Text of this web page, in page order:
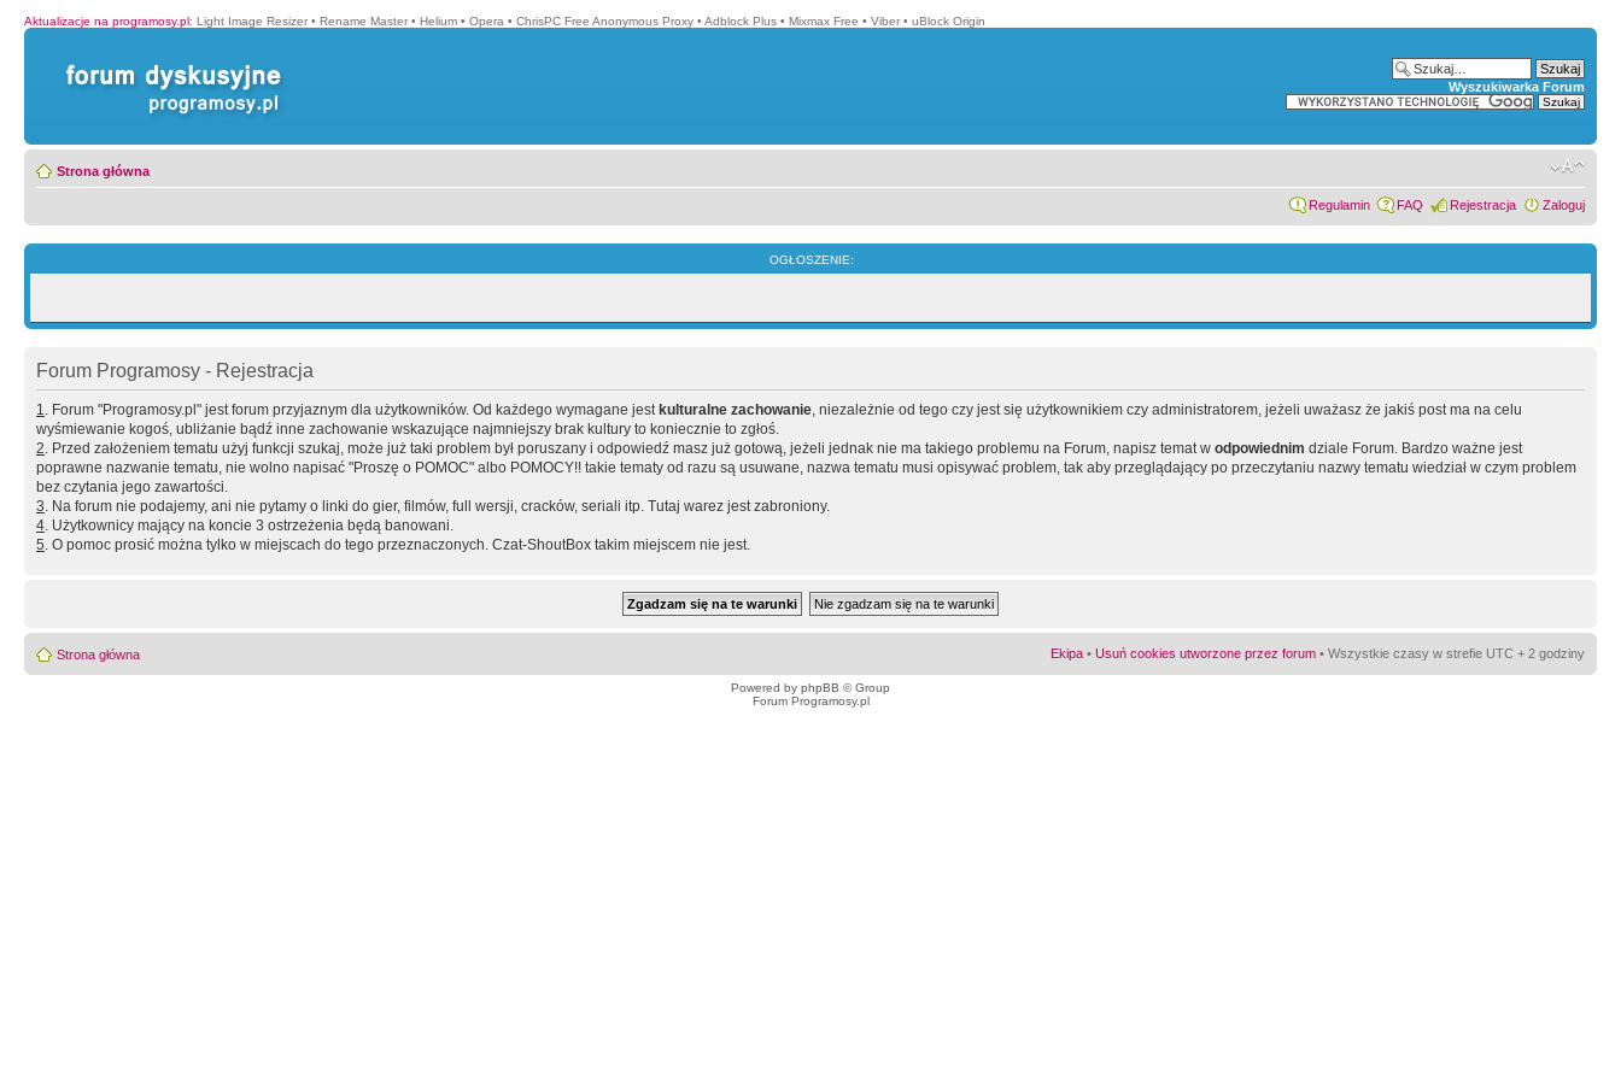
Aktualizacje na programosy.pl: Light Image Resizer • Rename Master • Helium • Opera • ChrisPC Free Anonymous Proxy • Adblock Plus • Mixmax Free • Viber • uBlock Origin
Wyszukiwarka Forum
Strona główna
Regulamin FAQ Rejestracja Zaloguj
OGŁOSZENIE:
Forum Programosy - Rejestracja
1. Forum "Programosy.pl" jest forum przyjaznym dla użytkowników. Od każdego wymagane jest kulturalne zachowanie, niezależnie od tego czy jest się użytkownikiem czy administratorem, jeżeli uważasz że jakiś post ma na celu
wyśmiewanie kogoś, ubliżanie bądź inne zachowanie wskazujące najmniejszy brak kultury to koniecznie to zgłoś.
2. Przed założeniem tematu użyj funkcji szukaj, może już taki problem był poruszany i odpowiedź masz już gotową, jeżeli jednak nie ma takiego problemu na Forum, napisz temat w odpowiednim dziale Forum. Bardzo ważne jest
poprawne nazwanie tematu, nie wolno napisać "Proszę o POMOC" albo POMOCY!! takie tematy od razu są usuwane, nazwa tematu musi opisywać problem, tak aby przeglądający po przeczytaniu nazwy tematu wiedział w czym problem
bez czytania jego zawartości.
3. Na forum nie podajemy, ani nie pytamy o linki do gier, filmów, full wersji, cracków, seriali itp. Tutaj warez jest zabroniony.
4. Użytkownicy mający na koncie 3 ostrzeżenia będą banowani.
5. O pomoc prosić można tylko w miejscach do tego przeznaczonych. Czat-ShoutBox takim miejscem nie jest.
Strona główna Ekipa • Usuń cookies utworzone przez forum • Wszystkie czasy w strefie UTC + 2 godziny
Powered by phpBB © Group
Forum Programosy.pl